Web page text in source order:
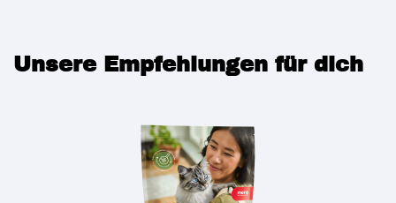
Unsere Empfehlungen für dich